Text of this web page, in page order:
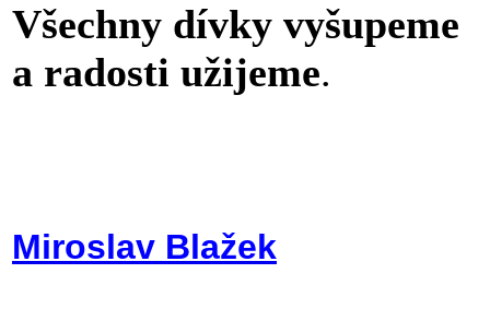
Všechny dívky vyšupeme
a radosti užijeme.
Miroslav Blažek